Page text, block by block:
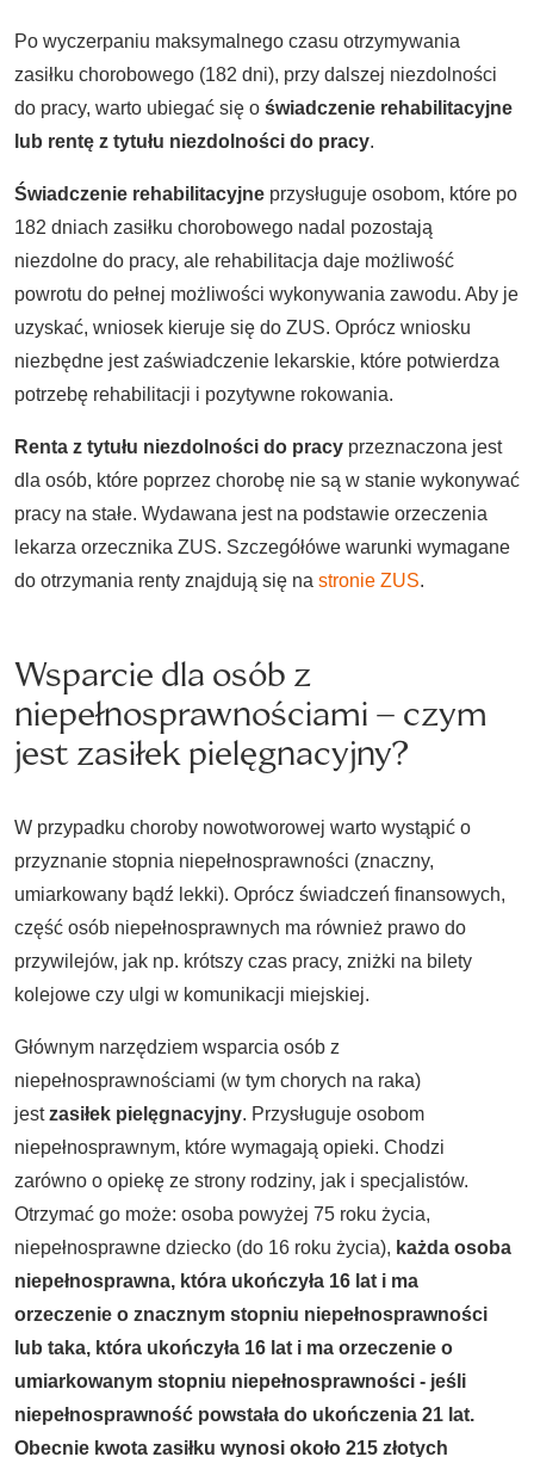
Po wyczerpaniu maksymalnego czasu otrzymywania
zasiłku chorobowego (182 dni), przy dalszej niezdolności
do pracy, warto ubiegać się o świadczenie rehabilitacyjne
lub rentę z tytułu niezdolności do pracy.
Świadczenie rehabilitacyjne przysługuje osobom, które po
182 dniach zasiłku chorobowego nadal pozostają
niezdolne do pracy, ale rehabilitacja daje możliwość
powrotu do pełnej możliwości wykonywania zawodu. Aby je
uzyskać, wniosek kieruje się do ZUS. Oprócz wniosku
niezbędne jest zaświadczenie lekarskie, które potwierdza
potrzebę rehabilitacji i pozytywne rokowania.
Renta z tytułu niezdolności do pracy przeznaczona jest
dla osób, które poprzez chorobę nie są w stanie wykonywać
pracy na stałe. Wydawana jest na podstawie orzeczenia
lekarza orzecznika ZUS. Szczegółówe warunki wymagane
do otrzymania renty znajdują się na stronie ZUS.
Wsparcie dla osób z
niepełnosprawnościami – czym
jest zasiłek pielęgnacyjny?
W przypadku choroby nowotworowej warto wystąpić o
przyznanie stopnia niepełnosprawności (znaczny,
umiarkowany bądź lekki). Oprócz świadczeń finansowych,
część osób niepełnosprawnych ma również prawo do
przywilejów, jak np. krótszy czas pracy, zniżki na bilety
kolejowe czy ulgi w komunikacji miejskiej.
Głównym narzędziem wsparcia osób z
niepełnosprawnościami (w tym chorych na raka)
jestzasiłek pielęgnacyjny. Przysługuje osobom
niepełnosprawnym, które wymagają opieki. Chodzi
zarówno o opiekę ze strony rodziny, jak i specjalistów.
Otrzymać go może: osoba powyżej 75 roku życia,
niepełnosprawne dziecko (do 16 roku życia), każda osoba
niepełnosprawna, która ukończyła 16 lat i ma
orzeczenie o znacznym stopniu niepełnosprawności
lub taka, która ukończyła 16 lat i ma orzeczenie o
umiarkowanym stopniu niepełnosprawności - jeśli
niepełnosprawność powstała do ukończenia 21 lat.
Obecnie kwota zasiłku wynosi około 215 złotych